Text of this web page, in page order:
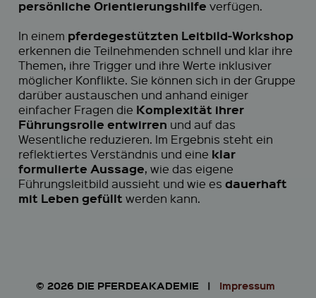
persönliche Orientierungshilfe verfügen.
In einem pferdegestützten Leitbild-Workshop
erkennen die Teilnehmenden schnell und klar ihre
Themen, ihre Trigger und ihre Werte inklusiver
möglicher Konflikte. Sie können sich in der Gruppe
darüber austauschen und anhand einiger
einfacher Fragen die Komplexität ihrer
Führungsrolle entwirren und auf das
Wesentliche reduzieren. Im Ergebnis steht ein
reflektiertes Verständnis und eine klar
formulierte Aussage, wie das eigene
Führungsleitbild aussieht und wie es dauerhaft
mit Leben gefülltwerden kann.
© 2026 DIE PFERDEAKADEMIE | Impressum